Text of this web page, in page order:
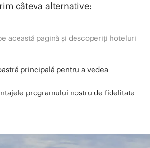
câteva alternative:
această pagină și descoperiți hoteluri
principală pentru a vedea
programului nostru de fidelitate